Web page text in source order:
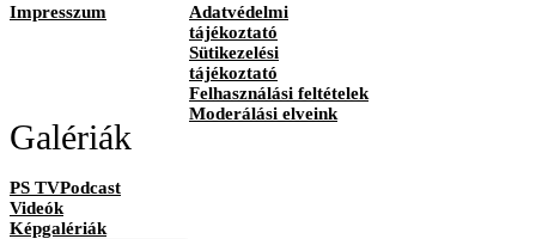
Impresszum
Adatvédelmi
tájékoztató
Sütikezelési
tájékoztató
Felhasználási feltételek
Moderálási elveink
Galériák
PS TVPodcast
Videók
Képgalériák